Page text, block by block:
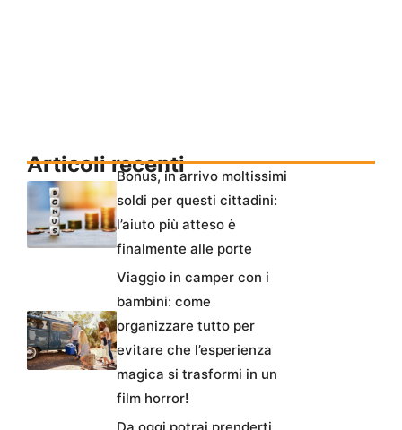
Articoli recentiBonus, in arrivo moltissimi
soldi per questi cittadini:
l’aiuto più atteso è
finalmente alle porte
Viaggio in camper con i
bambini: come
organizzare tutto per
evitare che l’esperienza
magica si trasformi in un
film horror!